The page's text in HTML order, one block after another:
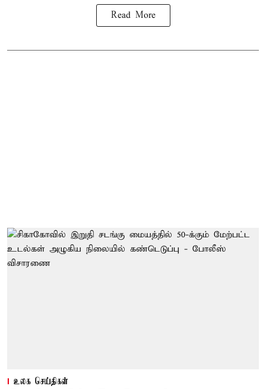
Read More
உலக செய்திகள்